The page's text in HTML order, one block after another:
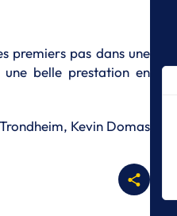
premiers pas dans une
belle prestation en
Kevin Domas